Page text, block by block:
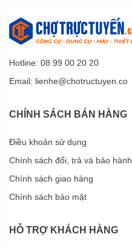
Hotline: 08 99 00 20 20
Email: lienhe@chotructuyen.co
CHÍNH SÁCH BÁN HÀNG
Điều khoản sử dụng
Chính sách đổi, trả và bảo hành
Chính sách giao hàng
Chính sách bảo mật
HỖ TRỢ KHÁCH HÀNG